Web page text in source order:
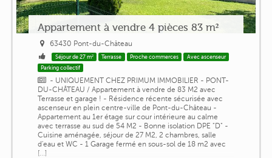
Appartement à vendre 4 pièces 83 m²
63430 Pont-du-Château
Séjour de 27 m² Terrasse Proche commerces
Avec ascenseur
Parking collectif
- UNIQUEMENT CHEZ PRIMUM IMMOBILIER - PONT-
DU-CHÂTEAU / Appartement à vendre de 83 M2 avec
Terrasse et garage ! - Résidence récente sécurisée avec
ascenseur en plein centre-ville de Pont-du-Château -
Appartement au 1er étage sur cour intérieure au calme
avec terrasse au sud de 54 M2 - Bonne isolation DPE "D" -
Cuisine aménagée, séjour de 27 M2, 2 chambres, salle
d'eau et WC - 1 Garage fermé en sous-sol de 18 m2 avec
[...]